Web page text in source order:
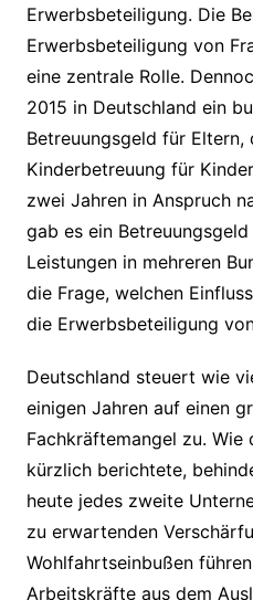
Erwerbsbeteiligung. Die
Erwerbsbeteiligung von
eine zentrale Rolle.
2015 in Deutschland ein
Betreuungsgeld für
Kinderbetreuung für
zwei Jahren in Anspruch
gab es ein
Leistungen in mehreren
die Frage, welchen
die Erwerbsbeteiligung
Deutschland steuert wie
einigen Jahren auf einen
Fachkräftemangel zu. Wie
kürzlich berichtete,
heute jedes zweite
zu erwartenden
Wohlfahrtseinbußen
Arbeitskräfte aus dem